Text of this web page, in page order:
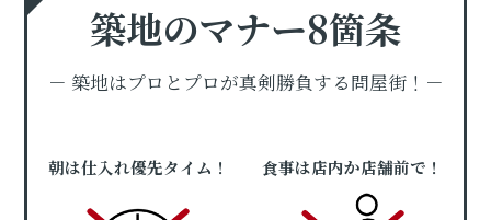
築地のマナー8箇条
－ 築地はプロとプロが真剣勝負する問屋街！－
朝は仕入れ優先タイム！ 食事は店内か店舗前で！